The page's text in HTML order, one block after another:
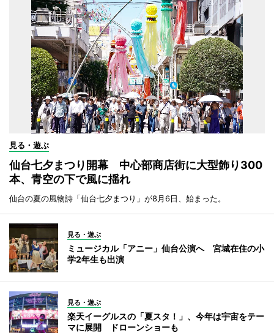
見る・遊ぶ
仙台七夕まつり開幕 中心部商店街に大型飾り300
本、青空の下で風に揺れ
仙台の夏の風物詩「仙台七夕まつり」が8月6日、始まった。
見る・遊ぶ
ミュージカル「アニー」仙台公演へ 宮城在住の小
学2年生も出演
見る・遊ぶ
楽天イーグルスの「夏スタ！」、今年は宇宙をテー
マに展開 ドローンショーも